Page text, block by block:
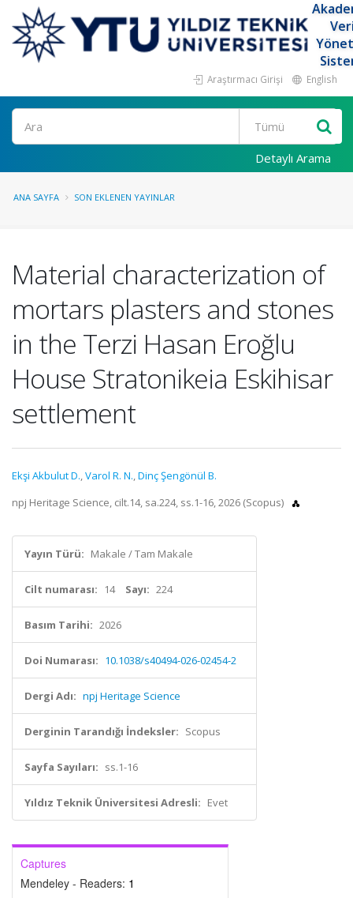
Araştırmacı Girişi English
Ara
Detaylı Arama
ANA SAYFA SON EKLENEN YAYINLAR
Material characterization of
mortars plasters and stones
in the Terzi Hasan Eroğlu
House Stratonikeia Eskihisar
settlement
Ekşi Akbulut D.,Varol R. N.,Dinç Şengönül B.
npj Heritage Science, cilt.14, sa.224, ss.1-16, 2026 (Scopus)
Yayın Türü: Makale / Tam Makale
Cilt numarası: 14 Sayı: 224
Basım Tarihi: 2026
Doi Numarası: 10.1038/s40494-026-02454-2
Dergi Adı: npj Heritage Science
Derginin Tarandığı İndeksler: Scopus
Sayfa Sayıları: ss.1-16
Yıldız Teknik Üniversitesi Adresli: Evet
Captures
Mendeley - Readers: 1